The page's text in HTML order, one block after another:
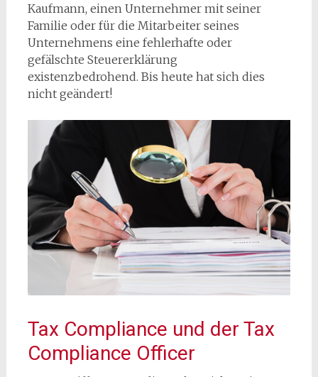
Kaufmann, einen Unternehmer mit seiner
Familie oder für die Mitarbeiter seines
Unternehmens eine fehlerhafte oder
gefälschte Steuererklärung
existenzbedrohend. Bis heute hat sich dies
nicht geändert!
Tax Compliance und der Tax
Compliance Officer